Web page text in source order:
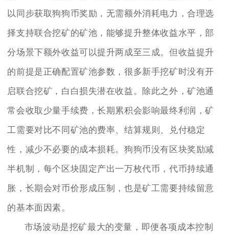
以同步获取狗狗币奖励，无需额外消耗电力，合理选
择支持联合挖矿的矿池，能够提升整体收益水平，部
分场景下额外收益可以提升两成至三成。但收益提升
的前提是正确配置矿池参数，很多新手挖矿时没有开
启联合挖矿，白白损失潜在收益。除此之外，矿池通
常会收取少量手续费，长期累积会影响最终利润，矿
工需要对比不同矿池的费率、结算规则、兑付稳定
性，减少不必要的成本损耗。狗狗币没有区块奖励减
半机制，每个区块固定产出一万枚代币，代币持续通
胀，长期会对币价形成压制，也是矿工需要持续留意
的基本面因素。
市场波动是挖矿最大的变量，即便各项成本控制